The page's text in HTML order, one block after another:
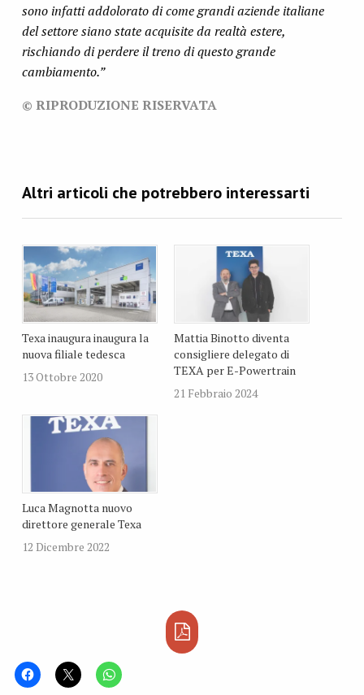
sono infatti addolorato di come grandi aziende italiane
del settore siano state acquisite da realtà estere,
rischiando di perdere il treno di questo grande
cambiamento.”
© RIPRODUZIONE RISERVATA
Texa inaugura inaugura la
nuova filiale tedesca
13 Ottobre 2020
Mattia Binotto diventa
consigliere delegato di
TEXA per E-Powertrain
21 Febbraio 2024
Luca Magnotta nuovo
direttore generale Texa
12 Dicembre 2022